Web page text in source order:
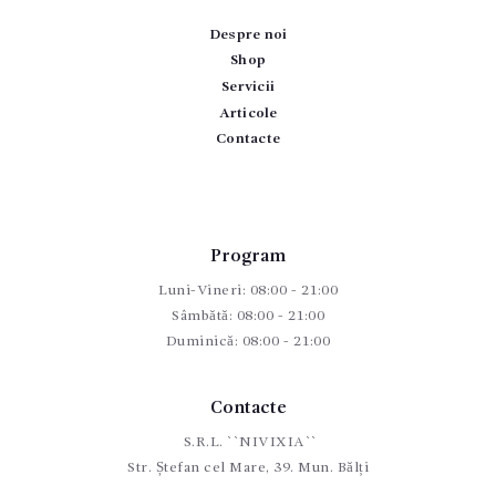
Despre noi
Shop
Servicii
Articole
Contacte
Program
Luni-Vineri: 08:00 - 21:00
Sâmbătă: 08:00 - 21:00
Duminică: 08:00 - 21:00
Contacte
S.R.L. ``NIVIXIA``
Str. Ștefan cel Mare, 39. Mun. Bălți